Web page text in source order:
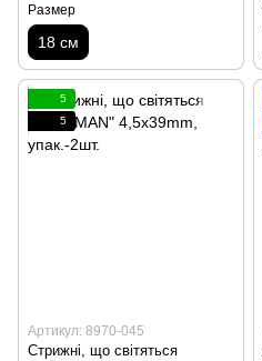
Размер
18 см
5
5
Артикул: 8970-045
Стрижнi, що свiтяться